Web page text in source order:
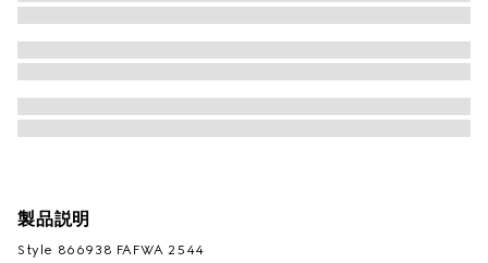
製品説明
Style ‎866938 FAFWA 2544